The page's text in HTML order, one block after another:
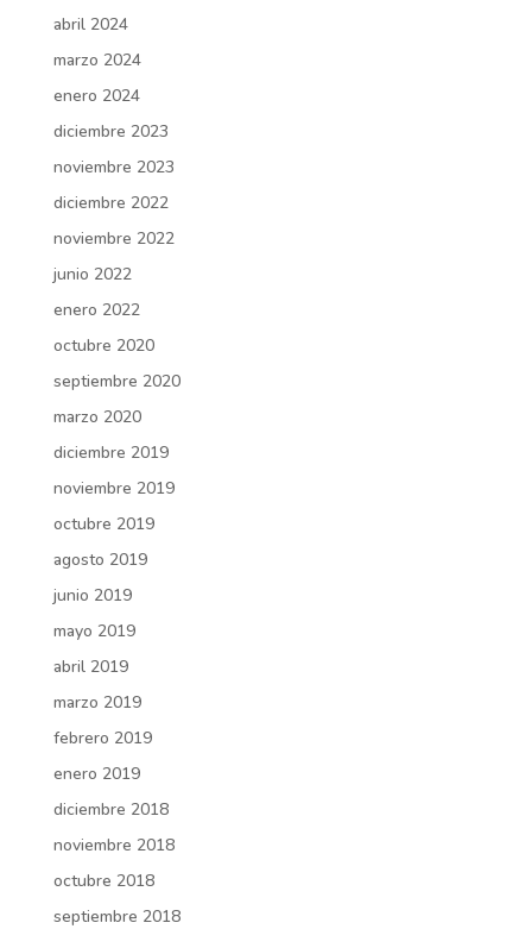
abril 2024
marzo 2024
enero 2024
diciembre 2023
noviembre 2023
diciembre 2022
noviembre 2022
junio 2022
enero 2022
octubre 2020
septiembre 2020
marzo 2020
diciembre 2019
noviembre 2019
octubre 2019
agosto 2019
junio 2019
mayo 2019
abril 2019
marzo 2019
febrero 2019
enero 2019
diciembre 2018
noviembre 2018
octubre 2018
septiembre 2018